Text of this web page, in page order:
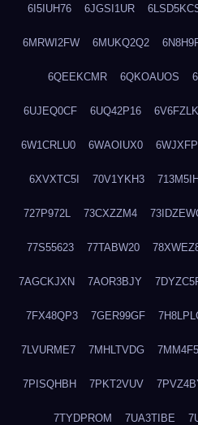
6I5IUH76 6JGSI1UR
6MRWI2FW 6MUKQ2Q2
6QEEKCMR 6QKOAUOS
6UJEQ0CF 6UQ42P16
6W1CRLU0 6WAOIUX0
6XVXTC5I 70V1YKH3
727P972L 73CXZZM4
77S55623 77TABW20
7AGCKJXN 7AOR3BJY
7FX48QP3 7GER99GF
7LVURME7 7MHLTVDG
7PISQHBH 7PKT2VUV
7TYDPROM 7UA3TIBE